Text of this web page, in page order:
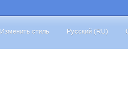
Изменить стиль Русский (RU)